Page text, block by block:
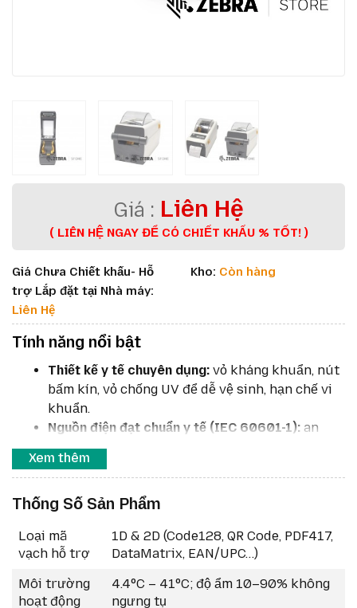
Liên Hệ
( LIÊN HỆ NGAY ĐỂ CÓ CHIẾT KHẤU % TỐT! )
Giá Chưa Chiết khấu- Hỗ
trợ Lắp đặt tại Nhà máy:
Liên Hệ
Kho: Còn hàng
Tính năng nổi bật
Thiết kế y tế chuyên dụng: vỏ kháng khuẩn, nút
bấm kín, vỏ chống UV để dễ vệ sinh, hạn chế vi
khuẩn.
Nguồn điện đạt chuẩn y tế (IEC 60601-1): an
toàn sử dụng trong môi trường chăm sóc sức
khỏe.
giảm rủi ro và bảo trì.
300 dpi nâng cấp.
Tốc độ in:
tối đa 152 mm/s (≈ 6 ips) ở 203 dpi;
102 mm/s (≈ 4 ips) ở 300 dpi.
Kết nối đa dạng:USB, USB Host; tùy chọn
Xem thêm
Thống Số Sản Phẩm
Loại mã
vạch hỗ trợ
1D & 2D (Code128, QR Code, PDF417,
DataMatrix, EAN/UPC…)
Môi trường
hoạt động
4.4°C – 41°C; độ ẩm 10–90% không
ngưng tụ